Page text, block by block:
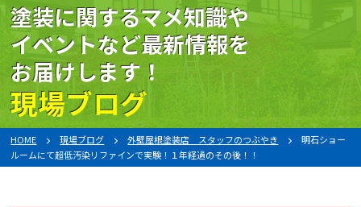
塗装に関するマメ知識や
イベントなど最新情報を
お届けします！
現場ブログ
HOME 現場ブログ 外壁屋根塗装店 スタッフのつぶやき
明石ショー
ルームにて超低汚染リファインで実験！１年経過のその後！！